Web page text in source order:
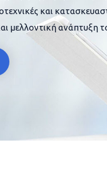
και
μελλοντική ανάπτυξη